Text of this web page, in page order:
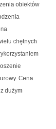
obiektów
chętnych
Cena
dużym